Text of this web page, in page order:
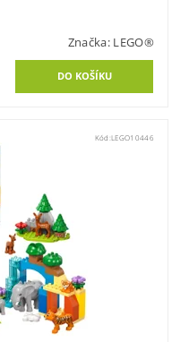
Značka: LEGO®
Kód:LEGO10446